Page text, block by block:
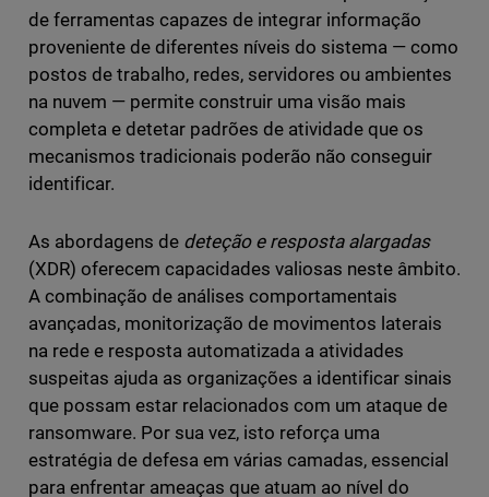
de ferramentas capazes de integrar informação
proveniente de diferentes níveis do sistema — como
postos de trabalho, redes, servidores ou ambientes
na nuvem — permite construir uma visão mais
completa e detetar padrões de atividade que os
mecanismos tradicionais poderão não conseguir
identificar.
As abordagens de deteção e resposta alargadas
(XDR) oferecem capacidades valiosas neste âmbito.
A combinação de análises comportamentais
avançadas, monitorização de movimentos laterais
na rede e resposta automatizada a atividades
suspeitas ajuda as organizações a identificar sinais
que possam estar relacionados com um ataque de
ransomware. Por sua vez, isto reforça uma
estratégia de defesa em várias camadas, essencial
para enfrentar ameaças que atuam ao nível do